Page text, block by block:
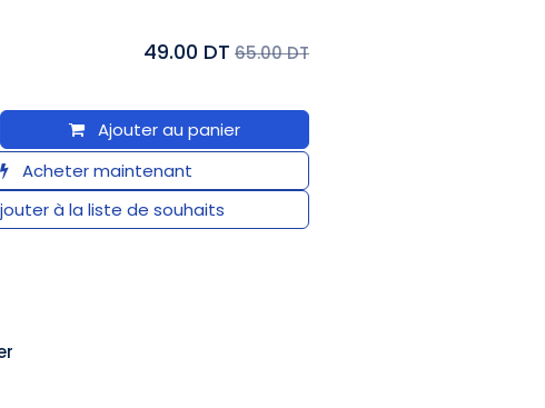
Ajouter au panier
Acheter maintenant
à la liste de souhaits
49.00 DT 65.00 DT